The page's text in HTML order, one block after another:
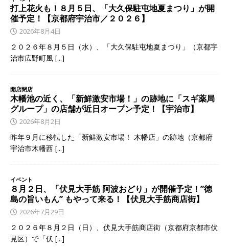
打上花火も！８月５日、「大久保駐屯地夏まつり」が開
催予定！【京都府宇治市／２０２６】
2026年8月4日
２０２６年８月５日（水）、「大久保駐屯地夏まつり」（京都宇
治市広野町風 [...]
開店閉店
木幡池の近く、「新鮮激安市場！」の跡地に「スギ薬局
グループ」の店舗が近日オープン予定！【宇治市】
2026年8月2日
昨年９月に移転した「新鮮激安市場！ 木幡店」の跡地（京都府
宇治市木幡西 [...]
イベント
８月２日、「伏見大手筋 阿波おどり」が開催予定！”徳
島の旨いもん” もやって来る！【伏見大手筋商店街】
2026年7月29日
２０２６年８月２日（日）、伏見大手筋商店街（京都府京都市伏
見区）で「伏 [...]